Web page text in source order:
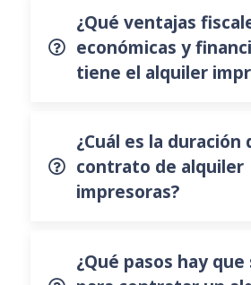
¿Qué ventajas
económicas y
tiene el alquiler
¿Cuál es la duración
contrato de alquiler
impresoras?
¿Qué pasos hay